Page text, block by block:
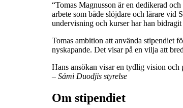
“Tomas Magnusson är en dedikerad
arbete som både slöjdare och lärare vid
undervisning och kurser har han
Tomas ambition att använda stipendiet
nyskapande. Det visar på en vilja att
Hans ansökan visar en tydlig vision
– Sámi Duodjis styrelse
Om stipendiet